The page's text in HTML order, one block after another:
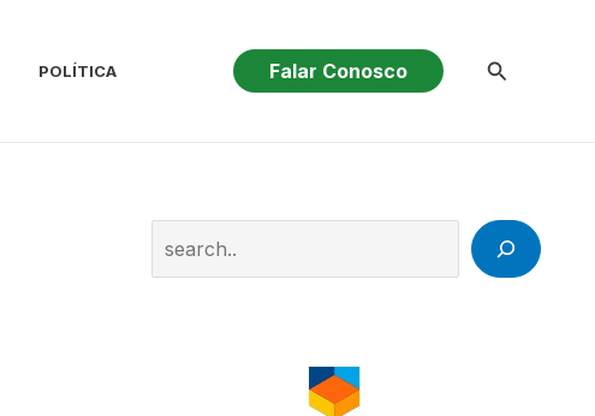
POLÍTICA Falar Conosco Pesquisar